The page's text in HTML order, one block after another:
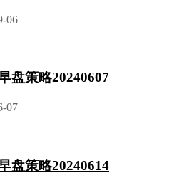
06
策略20240607
07
策略20240614